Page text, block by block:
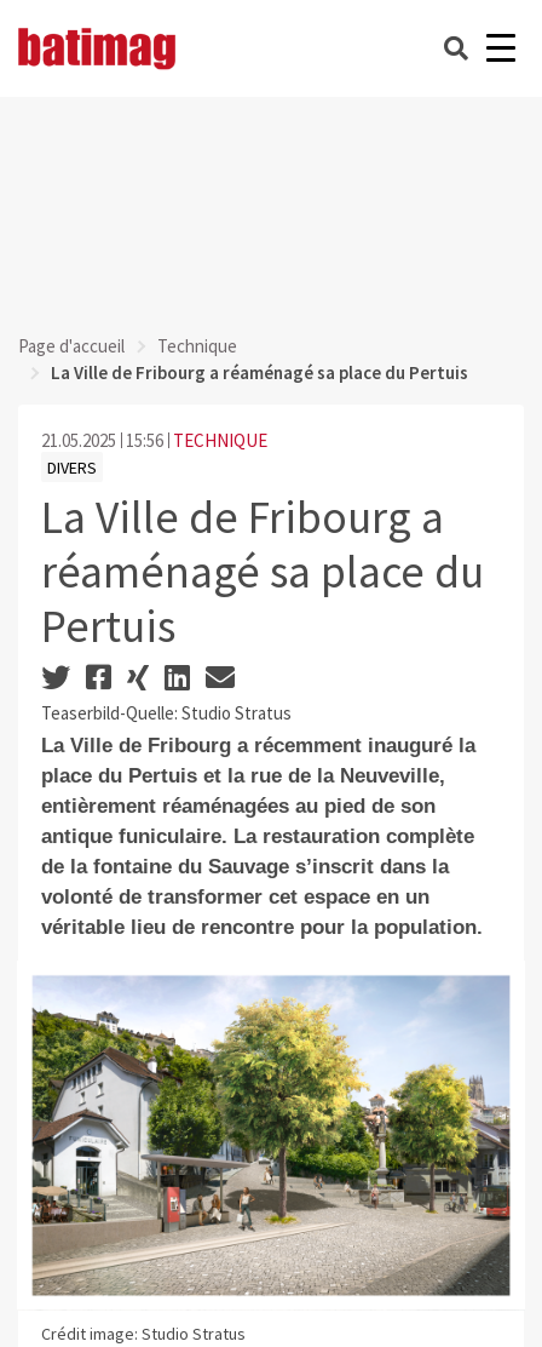
Page d'accueil
Technique
La Ville de Fribourg a réaménagé sa place du Pertuis
21.05.2025 15:56 TECHNIQUE
DIVERS
La Ville de Fribourg a
réaménagé sa place du
Pertuis
Teaserbild-Quelle: Studio Stratus
La Ville de Fribourg a récemment inauguré la
place du Pertuis et la rue de la Neuveville,
entièrement réaménagées au pied de son
antique funiculaire. La restauration complète
de la fontaine du Sauvage s’inscrit dans la
volonté de transformer cet espace en un
véritable lieu de rencontre pour la population.
Crédit image: Studio Stratus